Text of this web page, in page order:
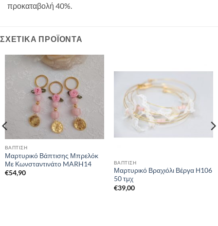
προκαταβολή 40%.
ΣΧΕΤΙΚΆ ΠΡΟΪΌΝΤΑ
ΒΑΠΤΙΣΗ
Μαρτυρικό Βάπτισης Μπρελόκ
Με Κωνσταντινάτο MARH14
€54,90
ΒΑΠΤΙΣΗ
Μαρτυρικό Βραχιόλι Βέργα Η106
50 τμχ
€39,00